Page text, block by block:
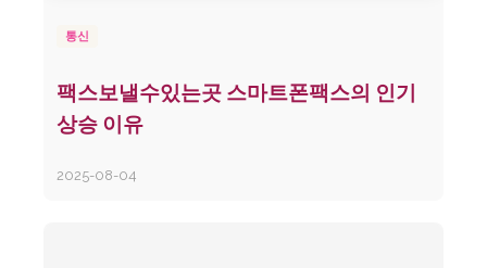
통신
팩스보낼수있는곳 스마트폰팩스의 인기
상승 이유
2025-08-04